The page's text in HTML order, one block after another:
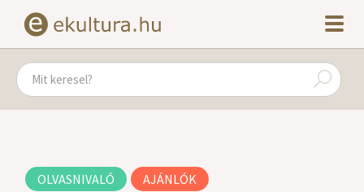
OLVASNIVALÓ AJÁNLÓK